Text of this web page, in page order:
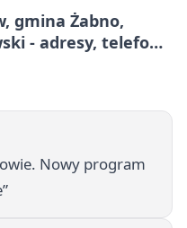
gmina Żabno,
- adresy, telefony,
Nowy program